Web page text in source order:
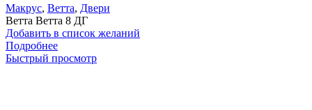
Макрус, Ветта, Двери
Ветта Ветта 8 ДГ
Добавить в список желаний
Подробнее
Быстрый просмотр